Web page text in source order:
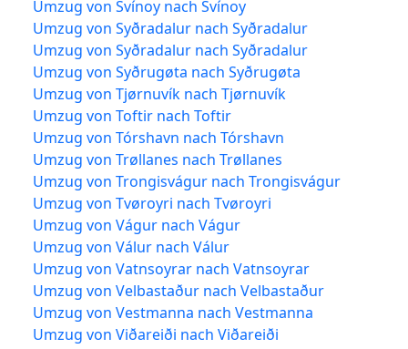
Umzug von Svínoy nach Svínoy
Umzug von Syðradalur nach Syðradalur
Umzug von Syðradalur nach Syðradalur
Umzug von Syðrugøta nach Syðrugøta
Umzug von Tjørnuvík nach Tjørnuvík
Umzug von Toftir nach Toftir
Umzug von Tórshavn nach Tórshavn
Umzug von Trøllanes nach Trøllanes
Umzug von Trongisvágur nach Trongisvágur
Umzug von Tvøroyri nach Tvøroyri
Umzug von Vágur nach Vágur
Umzug von Válur nach Válur
Umzug von Vatnsoyrar nach Vatnsoyrar
Umzug von Velbastaður nach Velbastaður
Umzug von Vestmanna nach Vestmanna
Umzug von Viðareiði nach Viðareiði